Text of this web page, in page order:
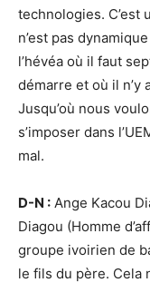
technologies. C’est
n’est pas
l’hévéa où il faut
démarre et où il n’y
Jusqu’où nous
s’imposer dans
mal.
D-N : Ange Kacou
Diagou (Homme
groupe ivoirien de
le fils du père. Cela